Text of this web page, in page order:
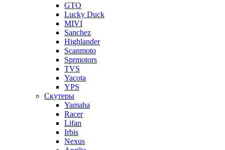
GTO
Lucky Duck
MIVI
Sanchez
Highlander
Scanmoto
Sprmotors
TVS
Yacota
YPS
Скутеры
Yamaha
Racer
Lifan
Irbis
Nexus